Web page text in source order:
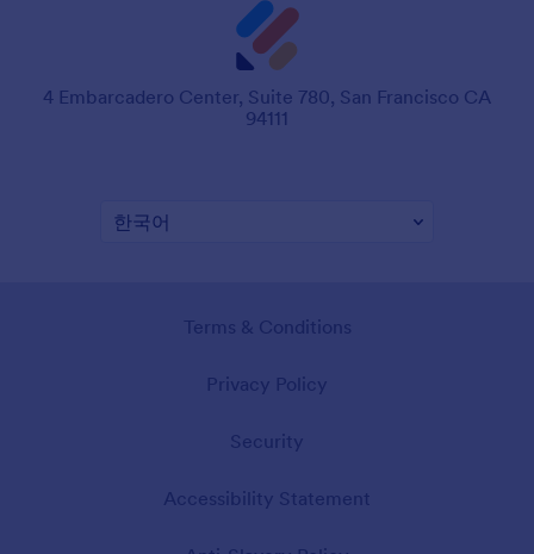
4 Embarcadero Center, Suite 780, San Francisco CA
94111
Terms & Conditions
Privacy Policy
Security
Accessibility Statement